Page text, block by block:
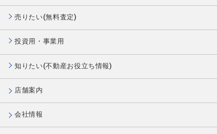
売りたい(無料査定)
投資用・事業用
知りたい(不動産お役立ち情報)
店舗案内
会社情報